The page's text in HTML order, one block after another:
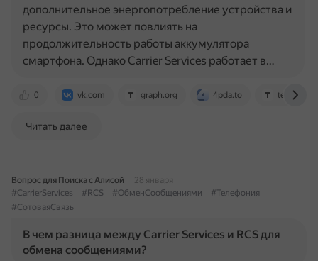
0 vk.com graph.org 4pda.to telegra.ph
дополнительное энергопотребление устройства и
ресурсы. Это может повлиять на
продолжительность работы аккумулятора
смартфона. Однако Carrier Services работает в…
Читать далее
Вопрос для Поиска с Алисой
28 января
#CarrierServices
#RCS #ОбменСообщениями
#Телефония
#СотоваяСвязь
В чем разница между Carrier Services и RCS для
обмена сообщениями?